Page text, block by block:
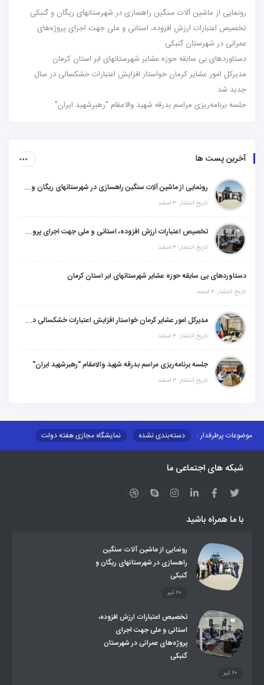
رونمایی از ماشین آلات سنگین راهسازی در شهرستانهای ریگان و گنبکی
تخصیص اعتبارات ارزش افزوده، استانی و ملی جهت اجرای پروژه‌های
عمرانی در شهرستان گنبکی
دستاوردهای بی سابقه حوزه عشایر شهرستانهای ابر استان کرمان
مدیرکل امور عشایر کرمان خواستار افزایش اعتبارات خشکسالی در سال
جدید شد
جلسه برنامه‌ریزی مراسم بدرقه شهید والامقام “رهبرشهید ایران”
آخرین پست ها
رونمایی از ماشین آلات سنگین راهسازی در شهرستانهای ریگان و گنبکی
تاریخ انتشار: ۳ اسفند
تخصیص اعتبارات ارزش افزوده، استانی و ملی جهت اجرای پروژه‌های عمرانی در شهرستان گنبکی
تاریخ انتشار: ۳ اسفند
دستاوردهای بی سابقه حوزه عشایر شهرستانهای ابر استان کرمان
تاریخ انتشار: ۳ اسفند
مدیرکل امور عشایر کرمان خواستار افزایش اعتبارات خشکسالی در سال جدید شد
تاریخ انتشار: ۳ اسفند
جلسه برنامه‌ریزی مراسم بدرقه شهید والامقام "رهبرشهید ایران"
تاریخ انتشار: ۳ اسفند
موضوعات پرطرفدار : دسته‌بندی نشده
نمایشگاه مجازی هفته دولت
مزایدات و مناقصات
محتوای کانون توسعه
عملکردها
عشایر استان
طرح و برنامه
روند ساماندهی عشایر داوطلب اسکان
تشکیلات اداری
شبکه های اجتماعی ما
با ما همراه باشید
رونمایی از ماشین آلات سنگین
راهسازی در شهرستانهای ریگان و
گنبکی
۲۰ تیر
تخصیص اعتبارات ارزش افزوده،
استانی و ملی جهت اجرای
پروژه‌های عمرانی در شهرستان
گنبکی
۲۰ تیر